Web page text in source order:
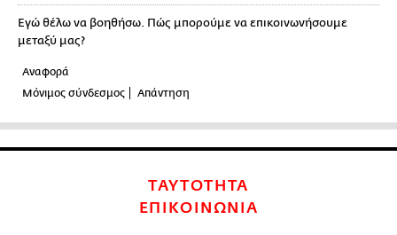
Εγώ θέλω να βοηθήσω. Πώς μπορούμε να επικοινωνήσουμε
μεταξύ μας?
Αναφορά
Μόνιμος σύνδεσμος
Απάντηση
ΤΑΥΤΟΤΗΤΑ
ΕΠΙΚΟΙΝΩΝΙΑ